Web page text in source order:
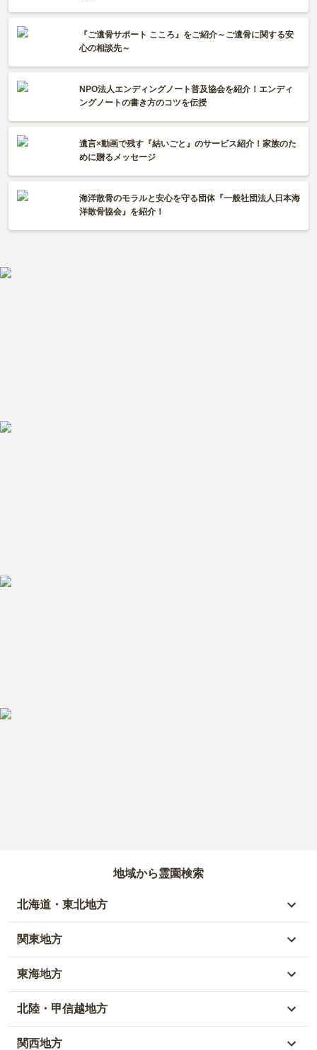
『ご遺骨サポート こころ』をご紹介～ご遺骨に関する安
心の相談先～
NPO法人エンディングノート普及協会を紹介！エンディ
ングノートの書き方のコツを伝授
遺言×動画で残す『結いごと』のサービス紹介！家族のた
めに贈るメッセージ
海洋散骨のモラルと安心を守る団体『一般社団法人日本海
洋散骨協会』を紹介！
地域から霊園検索
北海道・東北地方
北海道
青森県
秋田県
関東地方
東京都
神奈川県
埼玉県
東海地方
愛知県
岐阜県
北陸・甲信越地方
富山県
関西地方